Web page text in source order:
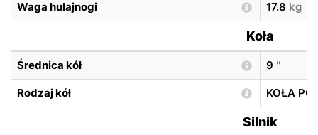
Waga hulajnogi 17.8 kg
Koła
Średnica kół 9 ″
Rodzaj kół KOŁA
Silnik